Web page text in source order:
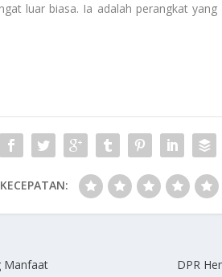
luar biasa. Ia adalah perangkat
KECEPATAN:
Manfaat DPR